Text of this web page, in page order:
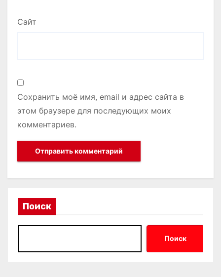
Сайт
Сохранить моё имя, email и адрес сайта в
этом браузере для последующих моих
комментариев.
Поиск
Поиск